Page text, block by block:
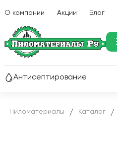
О компании Акции Блог
Антисептирование
Пиломатериалы / Каталог /